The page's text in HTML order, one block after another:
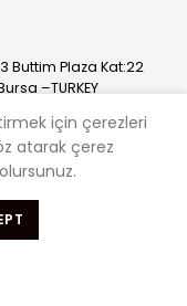
,
bizlere
18 49
Buttim Plaza Kat:22
–TURKEY
için çerezleri
atarak çerez